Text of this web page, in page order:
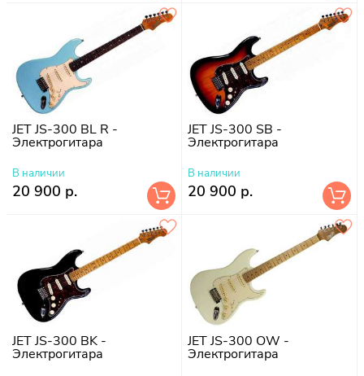
JET JS-300 BL R -
Электрогитара
В наличии
20 900 р.
JET JS-300 SB -
Электрогитара
В наличии
20 900 р.
JET JS-300 BK -
Электрогитара
JET JS-300 OW -
Электрогитара